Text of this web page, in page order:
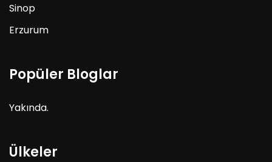
Sinop
Erzurum
Popüler Bloglar
Yakında.
Ülkeler